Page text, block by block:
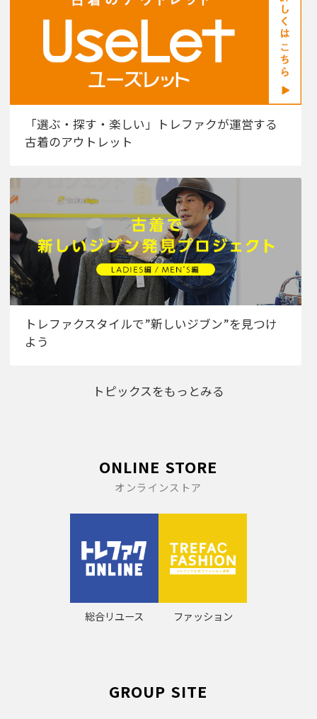
「選ぶ・探す・楽しい」トレファクが運営する
古着のアウトレット
トレファクスタイルで”新しいジブン”を見つけ
よう
トピックスをもっとみる
ONLINE STORE
オンラインストア
総合リユース ファッション
GROUP SITE